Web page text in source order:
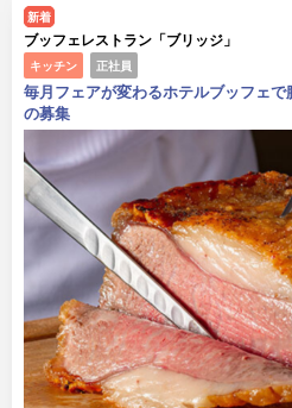
新着
ブッフェレストラン「ブリッジ」
キッチン 正社員
毎月フェアが変わるホテルブッフェ
の募集